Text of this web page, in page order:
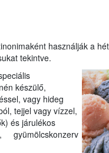
használják a
tekintve.
készülő,
vagy hideg
tejjel vagy vízzel,
és járulékos
gyümölcskonzerv